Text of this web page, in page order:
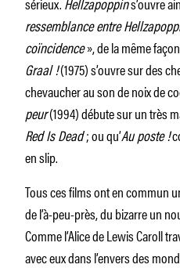
ressemblance entre
coïncidence», de la même
Graal !(1975) s’ouvre sur des
chevaucher au son de noix de
peur(1994) débute sur un très
Red Is Dead; ou qu’Au poste !
en slip.
Tous ces films ont en commun
de l’à-peu-près, du bizarre un
Comme l’Alice de Lewis Caroll
avec eux dans l’envers des